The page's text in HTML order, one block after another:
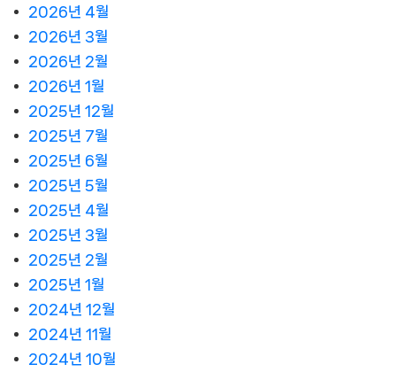
2026년 4월
2026년 3월
2026년 2월
2026년 1월
2025년 12월
2025년 7월
2025년 6월
2025년 5월
2025년 4월
2025년 3월
2025년 2월
2025년 1월
2024년 12월
2024년 11월
2024년 10월